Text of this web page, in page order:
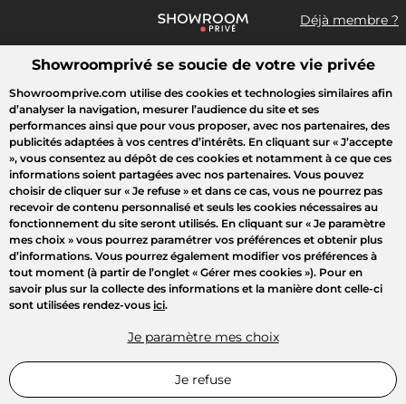
Déjà membre ?
Que recherchez-vous ?
Toutes les ventes Mode Sport Voyages Enfant
Showroomprivé se soucie de votre vie privée
Showroomprive.com utilise des cookies et technologies similaires afin
d’analyser la navigation, mesurer l’audience du site et ses
performances ainsi que pour vous proposer, avec nos partenaires, des
publicités adaptées à vos centres d’intérêts. En cliquant sur « J’accepte
», vous consentez au dépôt de ces cookies et notamment à ce que ces
informations soient partagées avec nos partenaires. Vous pouvez
choisir de cliquer sur « Je refuse » et dans ce cas, vous ne pourrez pas
recevoir de contenu personnalisé et seuls les cookies nécessaires au
fonctionnement du site seront utilisés. En cliquant sur « Je paramètre
mes choix » vous pourrez paramétrer vos préférences et obtenir plus
d’informations. Vous pourrez également modifier vos préférences à
tout moment (à partir de l’onglet « Gérer mes cookies »). Pour en
savoir plus sur la collecte des informations et la manière dont celle-ci
sont utilisées rendez-vous ici.
Je paramètre mes choix
Je refuse